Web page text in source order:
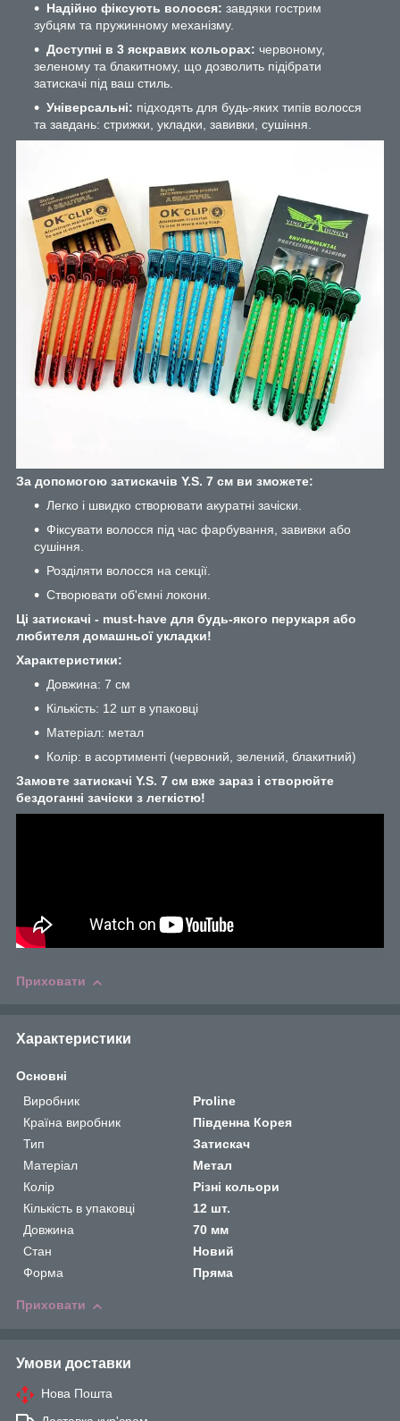
Надійно фіксують волосся: завдяки гострим
зубцям та пружинному механізму.
Доступні в 3 яскравих кольорах: червоному,
зеленому та блакитному, що дозволить підібрати
затискачі під ваш стиль.
Універсальні: підходять для будь-яких типів волосся
та завдань: стрижки, укладки, завивки, сушіння.
За допомогою затискачів Y.S. 7 см ви зможете:
Легко і швидко створювати акуратні зачіски.
Фіксувати волосся під час фарбування, завивки або
сушіння.
Розділяти волосся на секції.
Створювати об'ємні локони.
Ці затискачі - must-have для будь-якого перукаря або
любителя домашньої укладки!
Характеристики:
Довжина: 7 см
Кількість: 12 шт в упаковці
Матеріал: метал
Колір: в асортименті (червоний, зелений, блакитний)
Замовте затискачі Y.S. 7 см вже зараз і створюйте
бездоганні зачіски з легкістю!
Приховати
Характеристики
Основні
Виробник
Proline
Країна виробник
Південна Корея
Тип
Затискач
Матеріал
Метал
Колір
Різні кольори
Кількість в упаковці
12 шт.
Довжина
70 мм
Стан
Новий
Форма
Пряма
Приховати
Умови доставки
Нова Пошта